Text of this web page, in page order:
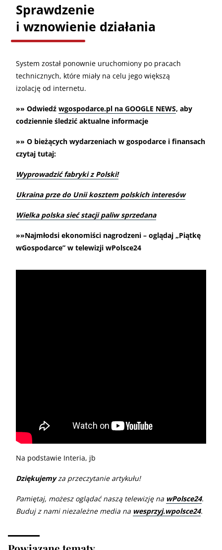
Sprawdzenie
i wznowienie działania
System został ponownie uruchomiony po pracach
technicznych, które miały na celu jego większą
izolację od internetu.
»» Odwiedź wgospodarce.pl na GOOGLE NEWS, aby
codziennie śledzić aktualne informacje
»» O bieżących wydarzeniach w gospodarce i finansach
czytaj tutaj:
Wyprowadzić fabryki z Polski!
Ukraina prze do Unii kosztem polskich interesów
Wielka polska sieć stacji paliw sprzedana
»»Najmłodsi ekonomiści nagrodzeni – oglądaj „Piątkę
wGospodarce” w telewizji wPolsce24
Na podstawie Interia, jb
Dziękujemyza przeczytanie artykułu!
Pamiętaj, możesz oglądać naszą telewizję na wPolsce24.
Buduj z nami niezależne media na wesprzyj.wpolsce24.